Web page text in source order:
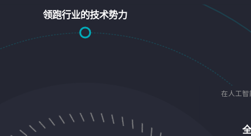
领跑行业的技术势力
在人工智